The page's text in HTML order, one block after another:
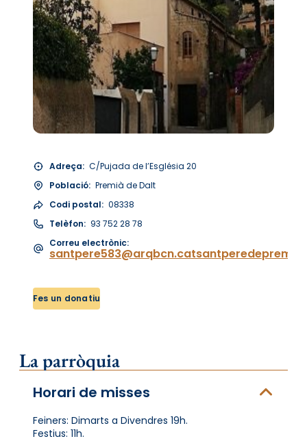
Adreça: C/Pujada de l’Església 20
Població: Premià de Dalt
Codi postal: 08338
Telèfon: 93 752 28 78
Correu electrònic:
Fes un donatiu
La parròquia
Horari de misses
Feiners: Dimarts a Divendres 19h.
Festius: 11h.